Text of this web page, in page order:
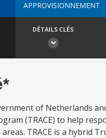
APPROVISIONNEMENT
DÉTAILS CLÉS
of Netherlands
(TRACE) to help
TRACE is a hybrid